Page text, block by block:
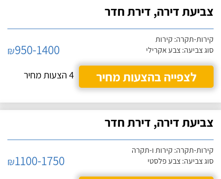
צביעת דירה, דירת חדר
קירות-תקרה: קירות
סוג צביעה: צבע אקרילי
₪950-1400
לצפייה בהצעות מחיר
4 הצעות מחיר
צביעת דירה, דירת חדר
קירות-תקרה: קירות ו-תקרה
סוג צביעה: צבע פלסטי
₪1100-1750